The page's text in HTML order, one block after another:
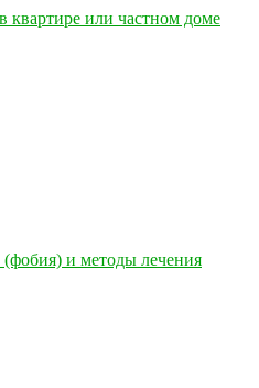
квартире или частном доме
(фобия) и методы лечения